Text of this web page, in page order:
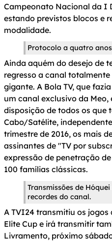
Campeonato Nacional da I
estando previstos blocos e
modalidade.
Protocolo a quatro
Ainda aquém do desejo de
regresso a canal
gigante. A Bola TV, que
um canal exclusivo da
disposição de todos os que
Cabo/Satélite,
trimestre de 2016, os mais
assinantes de "TV por
expressão de penetração
100 famílias clássicas.
Transmissões de
recordes do canal.
A TVI24 transmitiu os
Elite Cup e irá transmitir
Livramento, próximo